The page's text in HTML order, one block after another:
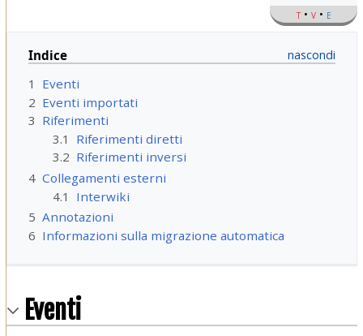
t v e
Indice
1
Eventi
2 Eventi importati
3 Riferimenti
3.1
Riferimenti diretti
3.2 Riferimenti inversi
4 Collegamenti esterni
4.1
Interwiki
5 Annotazioni
6 Informazioni sulla migrazione automatica
Eventi